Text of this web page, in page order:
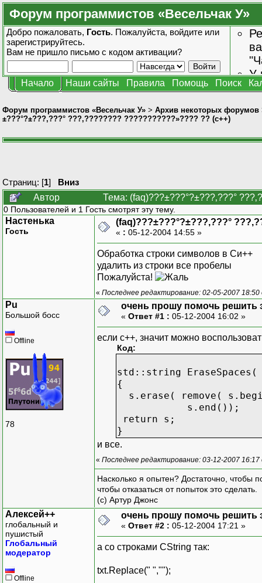
Форум программистов «Весельчак У»
Добро пожаловать, Гость. Пожалуйста, войдите или
зарегистрируйтесь.
Вам не пришло письмо с кодом активации?
У
Начало Наши сайты Правила Помощь Поиск
Форум программистов «Весельчак У» > Архив некоторых форумов
±???°?±???‚???° ???‚???????? ???????????»???? ?? (c++)
Страниц: [1] Вниз
Автор
Тема: (faq)???±???°?±???‚???°
0 Пользователей и 1 Гость смотрят эту тему.
Настенька
Гость
(faq)???±???°?±???‚???°
« : 05-12-2004 14:55 »
Обработка строки символов в Си++
удалить из строки все пробелы
Пожалуйста!
« Последнее редактирование: 02-05-2007
Pu
Большой босс
Offline
78
очень прошу помочь решить
« Ответ #1 : 05-12-2004 16:02 »
если с++, значит можно
Код:
std::string
{
s.erase( remove(
s.end());
return s;
}
и все.
« Последнее редактирование: 03-12-2007
Насколько я опытен? Достаточно, чтобы
чтобы отказаться от попыток это сделать.
(с) Артур Джонс
Алексей++
глобальный и
пушистый
Глобальный
модератор
Offline
очень прошу помочь решить
« Ответ #2 : 05-12-2004 17:21 »
а со строками CString так:
txt.Replace(" ","");